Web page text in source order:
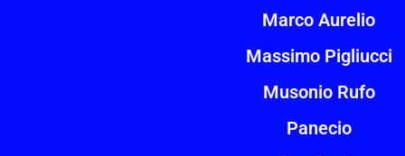
Marco Aurelio
Massimo Pigliucci
Musonio Rufo
Panecio